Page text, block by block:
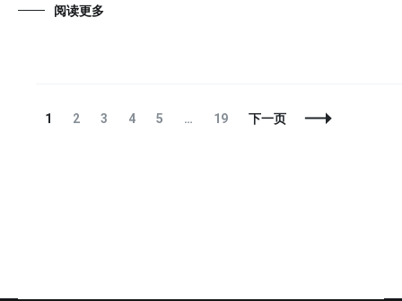
阅读更多
文页
1
页
2
页
3
页
4
页
5 …
页
19 下一页